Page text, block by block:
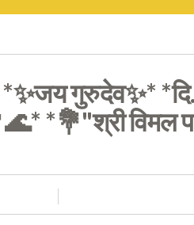
गुरुदेव✨*
*💐"श्री विमल